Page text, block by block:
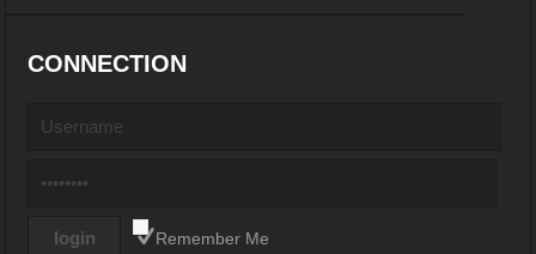
CONNECTION
Remember Me